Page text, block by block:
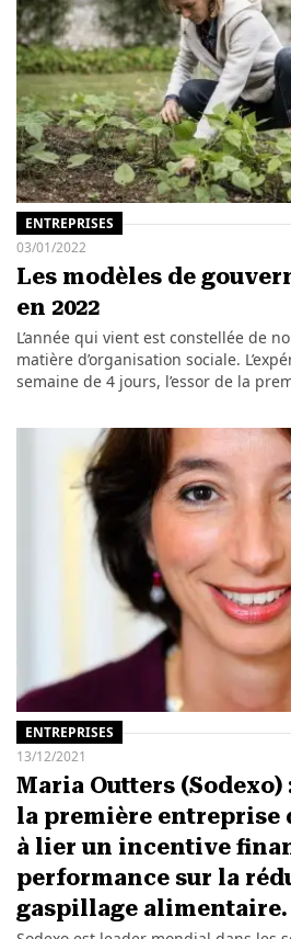
ENTREPRISES
03/01/2022
Les modèles de
en 2022
L’année qui vient est constellée de
matière d’organisation sociale.
semaine de 4 jours, l’essor de la
ENTREPRISES
13/12/2021
Maria Outters (Sodexo)
la première entreprise
à lier un incentive
performance sur la
gaspillage alimentaire.